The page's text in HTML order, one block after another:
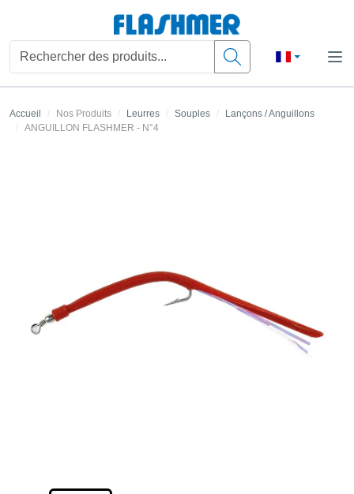
Accueil Nos Produits Leurres Souples
Lançons / Anguillons
ANGUILLON FLASHMER - N°4